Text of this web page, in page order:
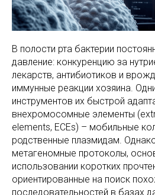
В полости рта бактерии
давление: конкуренцию за
лекарств, антибиотиков и
иммунные реакции хозяина.
инструментов их быстрой
внехромосомные элементы
elements, ECEs) – мобильные
родственные плазмидам.
метагеномные протоколы,
использовании коротких
ориентированные на поиск
последовательностей в базах